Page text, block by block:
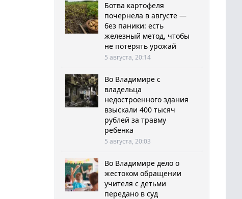
Ботва картофеля
почернела в августе —
без паники: есть
железный метод, чтобы
не потерять урожай
5 августа, 20:14
Во Владимире с
владельца
недостроенного здания
взыскали 400 тысяч
рублей за травму
ребенка
5 августа, 20:03
Во Владимире дело о
жестоком обращении
учителя с детьми
передано в суд